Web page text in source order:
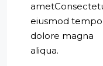
eiusmod
dolore magna
aliqua.